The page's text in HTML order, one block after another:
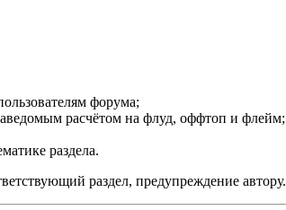
форума;
расчётом на флуд, оффтоп и флейм;
раздела.
раздел, предупреждение автору.